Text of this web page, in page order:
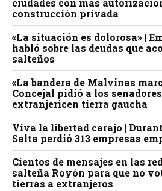
ciudades con más
construcción privada
«La situación es dolorosa» |
habló sobre las deudas que
salteños
«La bandera de Malvinas
Concejal pidió a los
extranjericen tierra gaucha
Viva la libertad carajo |
Salta perdió 313 empresas
Cientos de mensajes en las
salteña Royón para que no
tierras a extranjeros